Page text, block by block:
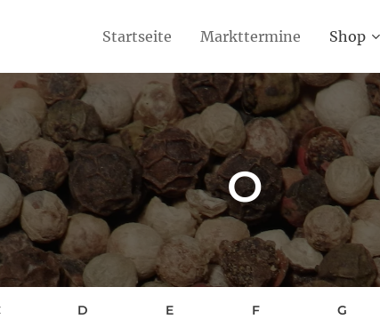
Startseite Markttermine Shop
O
D E F G